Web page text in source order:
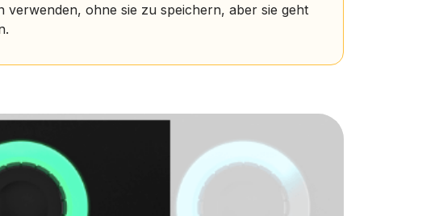
verwenden, ohne sie zu speichern, aber sie geht